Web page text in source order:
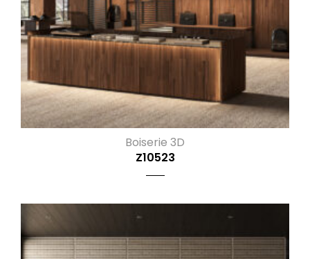
Boiserie 3D
Z10523